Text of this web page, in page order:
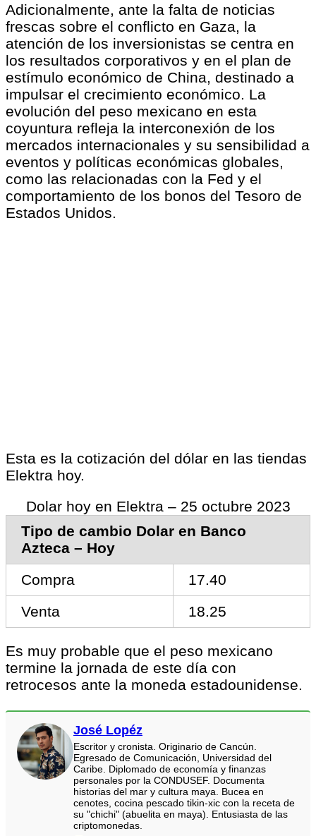
Adicionalmente, ante la falta de noticias
frescas sobre el conflicto en Gaza, la
atención de los inversionistas se centra en
los resultados corporativos y en el plan de
estímulo económico de China, destinado a
impulsar el crecimiento económico. La
evolución del peso mexicano en esta
coyuntura refleja la interconexión de los
mercados internacionales y su sensibilidad a
eventos y políticas económicas globales,
como las relacionadas con la Fed y el
comportamiento de los bonos del Tesoro de
Estados Unidos.
Esta es la cotización del dólar en las tiendas
Elektra hoy.
Dolar hoy en Elektra – 25 octubre 2023
Tipo de cambio Dolar en Banco
Azteca – Hoy
Compra
17.40
Venta
18.25
Es muy probable que el peso mexicano
termine la jornada de este día con
retrocesos ante la moneda estadounidense.
José Lopéz
Escritor y cronista. Originario de Cancún.
Egresado de Comunicación, Universidad del
Caribe. Diplomado de economía y finanzas
personales por la CONDUSEF. Documenta
historias del mar y cultura maya. Bucea en
cenotes, cocina pescado tikin-xic con la receta de
su "chichi" (abuelita en maya). Entusiasta de las
criptomonedas.